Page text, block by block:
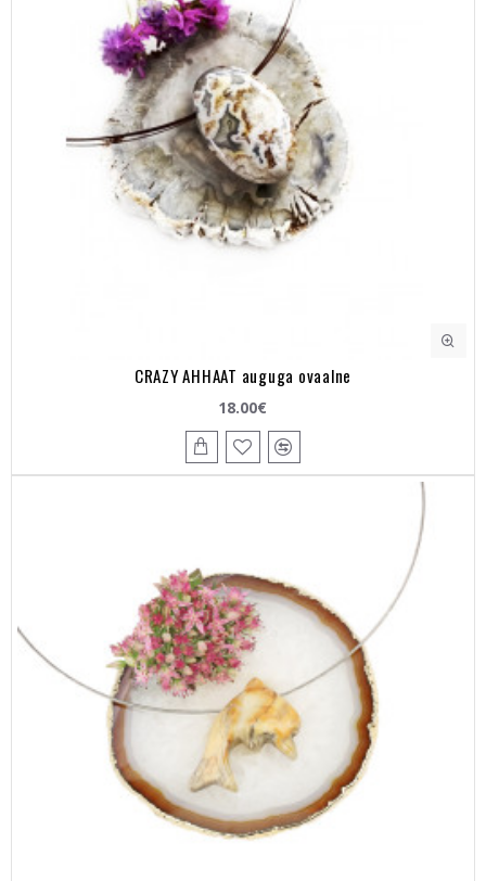
CRAZY AHHAAT auguga ovaalne
18.00€